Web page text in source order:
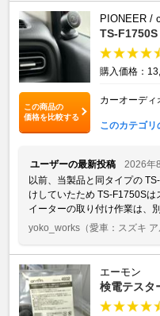
この商品の
価格を比較する
PIONEER /
TS-F1750S
購入価格：
カーオーデ
このカテゴ
ユーザーの最新投稿
2026年
以前、当製品と同タイプの
けしていたため TS-F1750Sは
イーターの取り付け作業は、
yoko_works （愛車：スズキ
エーモン
検電テスタ